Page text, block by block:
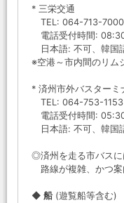
* 三栄交通
TEL: 064-713-7000
電話受付時間:
日本語: 不可、韓国
※空港～市内間のリム
* 済州市外バスターミ
TEL: 064-753-1153
電話受付時間:
日本語: 不可、韓国
◎済州を走る市バスに
路線が複雑、かつ案
◆ 船 (遊覧船等含む)